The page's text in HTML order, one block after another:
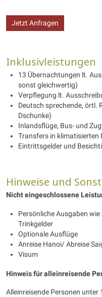
Jetzt Anfragen
Inklusivleistungen
13 Übernachtungen lt.
sonst gleichwertig)
Verpflegung lt.
Deutsch sprechende, örtl.
Dschunke)
Inlandsflüge, Bus- und
Transfers in klimatisierten
Eintrittsgelder und
Hinweise und
Nicht eingeschlossene
Persönliche Ausgaben
Trinkgelder
Optionale Ausflüge
Anreise Hanoi/ Abreise
Visum
Hinweis für alleinreisende
Alleinreisende Personen unter